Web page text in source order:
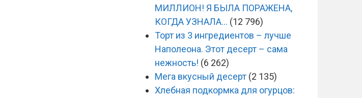
МИЛЛИОН! Я БЫЛА ПОРАЖЕНА,
КОГДА УЗНАЛА… (12 796)
Торт из 3 ингредиентов – лучше
Наполеона. Этот десерт – сама
нежность! (6 262)
Мега вкусный десерт (2 135)
Хлебная подкормка для огурцов: